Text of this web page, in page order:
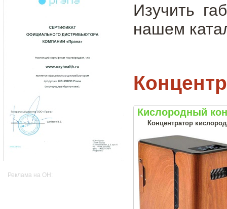
Реклама на OH:
Изучить
нашем
Кислородный
Концентратор